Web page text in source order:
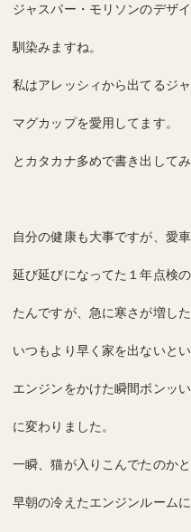
ジャスパー・モリソンのデザ
馴染みますね。
私はアレッシィから出てるジ
マグカップを愛用してます。
とカタカナ多めで書き出してみ
自分の健康も大事ですが、愛
延び延びになってた１年点検
たんですが、急に寒さが増した
いつもより早く家を出ないと
エンジンをかけた瞬間ボンッ
に変わりました。
一瞬、猫が入りこんでたのか
早朝の冷えたエンジンルーム